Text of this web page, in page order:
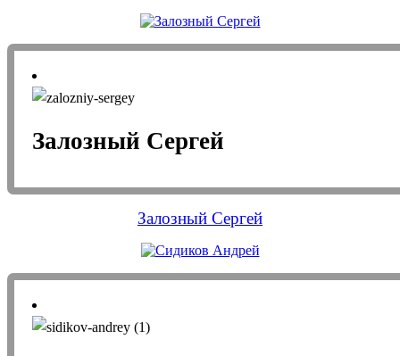
Залозный Сергей
Залозный Сергей